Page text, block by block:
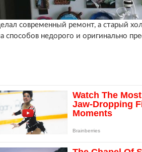
современный ремонт, а старый
способов недорого и оригинально